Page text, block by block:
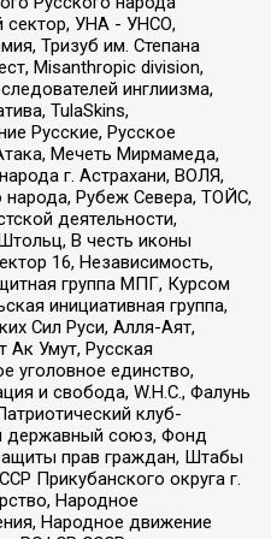
сектор, УНА - УНСО,
Тризуб им. Степана
Misanthropic division,
инглиизма,
TulaSkins,
Русские, Русское
Мечеть Мирмамеда,
г. Астрахани, ВОЛЯ,
Рубеж Севера, ТОЙС,
деятельности,
В честь иконы
16, Независимость,
группа МПГ, Курсом
инициативная группа,
Сил Руси, Алля-Аят,
Ак Умут, Русская
уголовное единство,
и свобода, W.H.С., Фалунь
клуб-
державный союз, Фонд
прав граждан, Штабы
Прикубанского округа г.
Народное
Народное движение